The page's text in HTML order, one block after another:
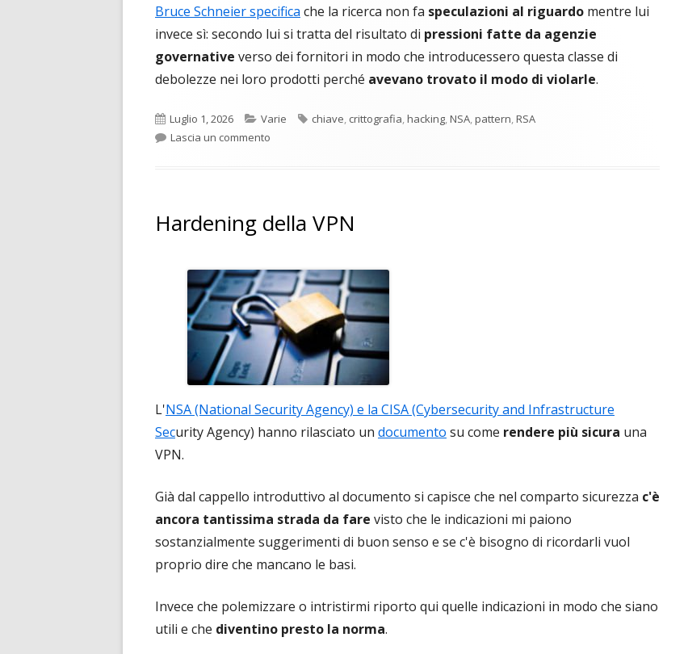
Bruce Schneier specifica che la ricerca non fa speculazioni al riguardo mentre lui
invece sì: secondo lui si tratta del risultato di pressioni fatte da agenzie
governative verso dei fornitori in modo che introducessero questa classe di
debolezze nei loro prodotti perché avevano trovato il modo di violarle.
Pubblicato
Luglio 1, 2026 Categorie
Varie Tag
chiave, crittografia,hacking,NSA,pattern,RSA
Lascia un commento
Hardening della VPN
L'NSA (National Security Agency) e la CISA (Cybersecurity and Infrastructure
Security Agency) hanno rilasciato un documento su come rendere più sicura una
VPN.
Già dal cappello introduttivo al documento si capisce che nel comparto sicurezza c'è
ancora tantissima strada da fare visto che le indicazioni mi paiono
sostanzialmente suggerimenti di buon senso e se c'è bisogno di ricordarli vuol
proprio dire che mancano le basi.
Invece che polemizzare o intristirmi riporto qui quelle indicazioni in modo che siano
utili e che diventino presto la norma.